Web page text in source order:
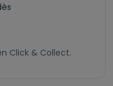
Click & Collect.